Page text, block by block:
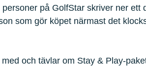
på GolfStar skriver ner ett
som gör köpet närmast det
och tävlar om Stay & Play-